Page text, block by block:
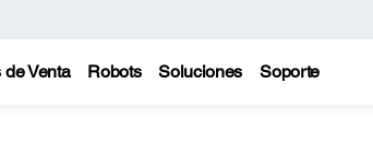
de Venta Robots Soluciones Soporte